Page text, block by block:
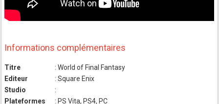
Informations complémentaires
Titre
: World of Final Fantasy
Editeur
: Square Enix
Studio
:
Plateformes
: PS Vita, PS4, PC